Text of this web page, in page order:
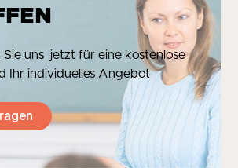
Sie uns jetzt für eine kostenlose
Ihr individuelles Angebot